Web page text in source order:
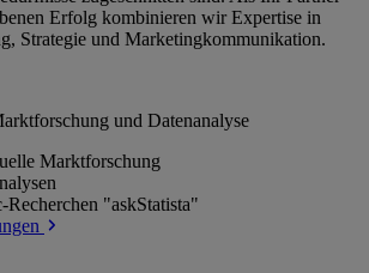
Erfolg kombinieren wir Expertise in
Strategie und Marketingkommunikation.
und Datenanalyse
Marktforschung
Recherchen "askStatista"